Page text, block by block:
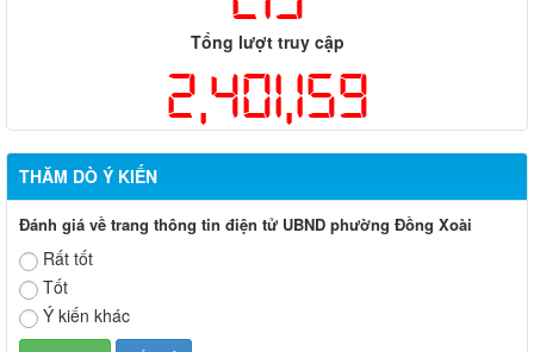
Tổng lượt truy cập
2,401,159
THĂM DÒ Ý KIẾN
Đánh giá về trang thông tin điện tử UBND phường Đồng Xoài
Rất tốt
Tốt
Ý kiến khác